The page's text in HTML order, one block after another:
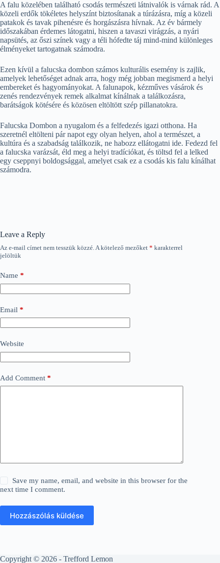
A falu közelében található csodás természeti látnivalók is várnak rád. A
közeli erdők tökéletes helyszínt biztosítanak a túrázásra, míg a közeli
patakok és tavak pihenésre és horgászásra hívnak. Az év bármely
időszakában érdemes látogatni, hiszen a tavaszi virágzás, a nyári
napsütés, az őszi színek vagy a téli hófedte táj mind-mind különleges
élményeket tartogatnak számodra.
Ezen kívül a falucska dombon számos kulturális esemény is zajlik,
amelyek lehetőséget adnak arra, hogy még jobban megismerd a helyi
embereket és hagyományokat. A falunapok, kézműves vásárok és
zenés rendezvények remek alkalmat kínálnak a találkozásra,
barátságok kötésére és közösen eltöltött szép pillanatokra.
Falucska Dombon a nyugalom és a felfedezés igazi otthona. Ha
szeretnél eltölteni pár napot egy olyan helyen, ahol a természet, a
kultúra és a szabadság találkozik, ne habozz ellátogatni ide. Fedezd fel
a falucska varázsát, éld meg a helyi tradíciókat, és töltsd fel a lelked
egy cseppnyi boldogsággal, amelyet csak ez a csodás kis falu kínálhat
számodra.
Leave a Reply
Az e-mail címet nem tesszük közzé.A kötelező mezőket * karakterrel
jelöltük
Name *
Email *
Website
Add Comment *
Save my name, email, and website in this browser for the
next time I comment.
Hozzászólás küldése
Copyright © 2026 - Trefford Lemon